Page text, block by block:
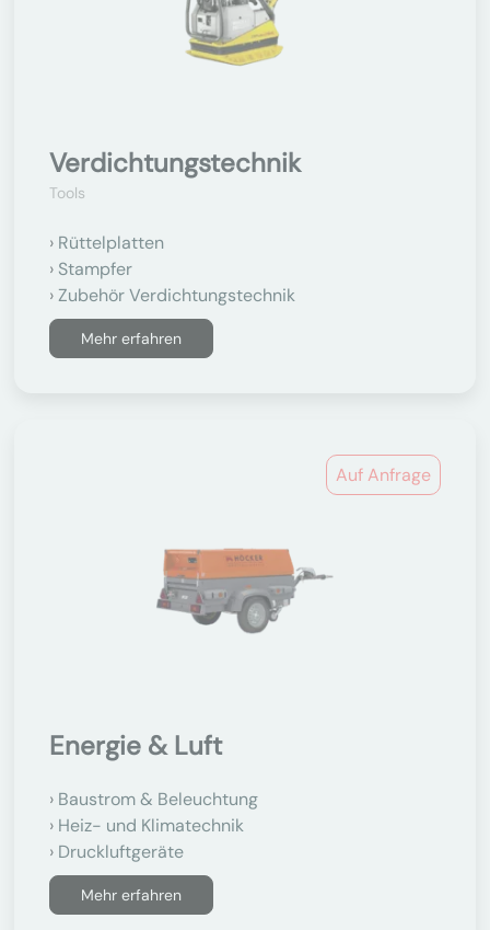
Verdichtungstechnik
Tools
Rüttelplatten
Stampfer
Zubehör Verdichtungstechnik
Mehr erfahren
Auf Anfrage
Energie & Luft
Baustrom & Beleuchtung
Heiz- und Klimatechnik
Druckluftgeräte
Mehr erfahren